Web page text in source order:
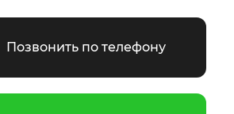
Позвонить по телефону